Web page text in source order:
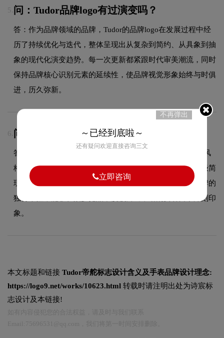
5. 问：Tudor品牌logo有过演变吗？
答：作为品牌领域的品牌，Tudor的品牌logo在发展过程中经
历了持续优化与迭代，整体呈现出从复杂到简约、从具象到抽
象的现代化演变趋势。每一次更新都紧跟时代审美潮流，同时
保持品牌核心识别元素的延续性，使品牌视觉形象始终与时俱
进，历久弥新。
6. 问：Tudor的品牌logo属于什么设计风格？
答：Tudor品牌logo整体呈现出极简现代的设计风格。这种风
格在品牌领域具有较好的适用性，设计师在标志中融合了极简
现代的核心手法，既符合行业的一般审美特征，又突出品牌的
独特个性，能够在众多竞品中脱颖而出，给消费者留下深刻印
象。
本文标题和链接 Tudor帝舵标志设计含义及手表品牌设计理念:
https://logo9.net/works/10623.html 转载时请注明出处为诗宸标
志设计及本链接!
不再弹出
～已经到底啦～
还有疑问欢迎直接咨询三文
立即咨询